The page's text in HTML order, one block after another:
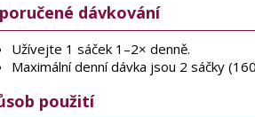
dávkování
Užívejte 1 sáček 1–2× denně.
Maximální denní dávka jsou 2 sáčky
použití